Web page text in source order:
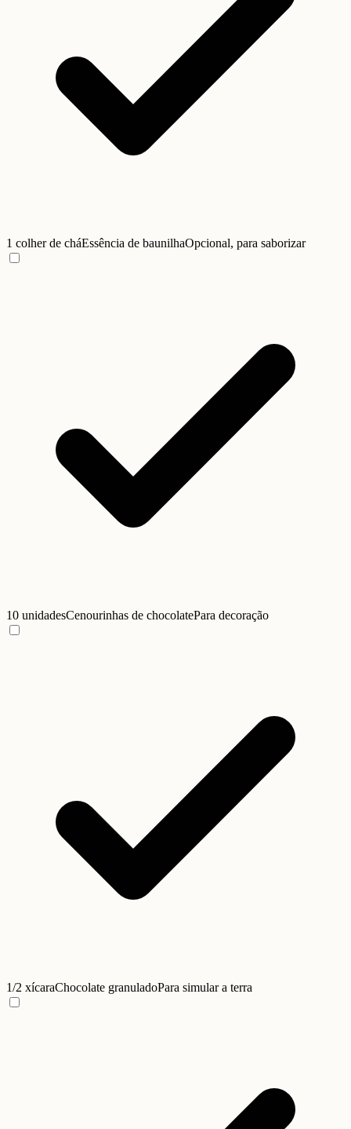
1 colher de cháEssência de baunilhaOpcional, para saborizar
10 unidadesCenourinhas de chocolatePara decoração
1/2 xícaraChocolate granuladoPara simular a terra